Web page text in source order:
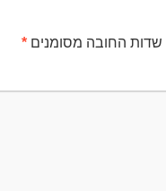
שדות החובה מסומנים *